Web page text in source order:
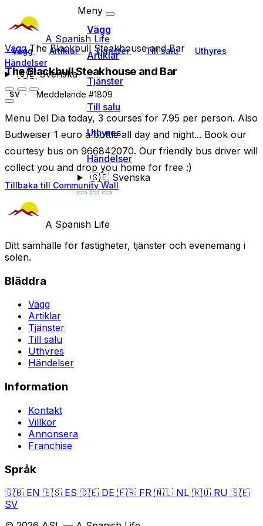
A Spanish Life
Vägg Artiklar Tjänster Till salu
Uthyres
Händelser
🇸🇪Svenska
Meny
Vägg
Artiklar
Tjänster
Till salu
Uthyres
Händelser
🇸🇪Svenska
VäggThe Blackbull Steakhouse and Bar
The Blackbull Steakhouse and Bar
SV Meddelande #1809
Menu Del Dia today, 3 courses for 7.95 per person. Also
Budweiser 1 euro a bottle all day and night... Book our
courtesy bus on 966842070. Our friendly bus driver will
collect you and drop you home for free :)
Tillbaka till Community Wall
A Spanish Life
Ditt samhälle för fastigheter, tjänster och evenemang i
solen.
Bläddra
Vägg
Artiklar
Tjänster
Till salu
Uthyres
Händelser
Information
Kontakt
Villkor
Annonsera
Franchise
Språk
🇬🇧 EN 🇪🇸 ES 🇩🇪 DE 🇫🇷 FR 🇳🇱 NL 🇷🇺 RU 🇸🇪
SV